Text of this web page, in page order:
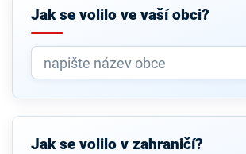
Jak se volilo ve vaší obci?
Jak se volilo v zahraničí?